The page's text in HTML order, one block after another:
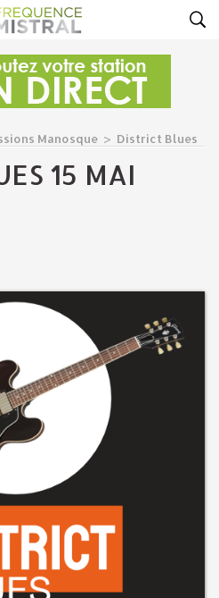
Manosque > District Blues
15 MAI